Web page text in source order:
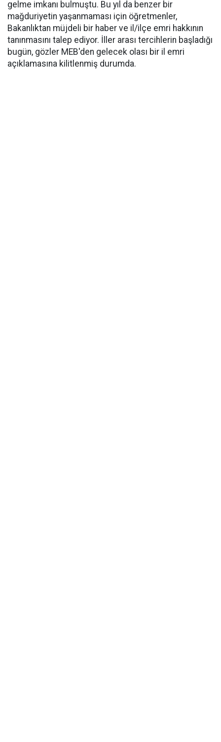
gelme imkanı bulmuştu. Bu yıl da benzer bir
mağduriyetin yaşanmaması için öğretmenler,
Bakanlıktan müjdeli bir haber ve il/ilçe emri hakkının
tanınmasını talep ediyor. İller arası tercihlerin başladığı
bugün, gözler MEB'den gelecek olası bir il emri
açıklamasına kilitlenmiş durumda.